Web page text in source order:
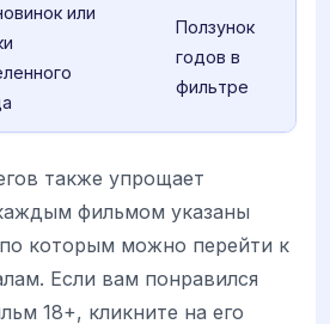
или
Ползунок
годов в
фильтре
также упрощает
фильмом указаны
которым можно перейти к
Если вам понравился
18+, кликните на его